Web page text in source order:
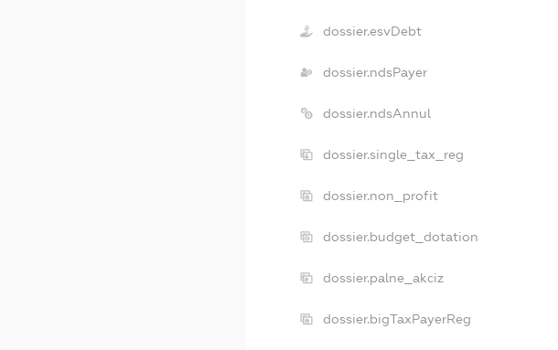
dossier.esvDebt
dossier.ndsPayer
dossier.ndsAnnul
dossier.single_tax_reg
dossier.non_profit
dossier.budget_dotation
dossier.palne_akciz
dossier.bigTaxPayerReg